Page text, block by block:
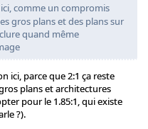
comme un compromis
gros plans et des plans sur
quand même
ici, parce que 2:1 ça reste
plans et architectures
pour le 1.85:1, qui existe
?).